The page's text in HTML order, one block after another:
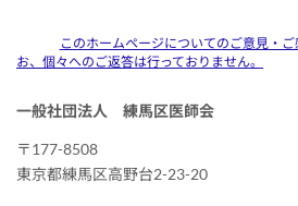
このホームページについてのご意見・
お、個々へのご返答は行っておりません。
一般社団法人 練馬区医師会
〒177-8508
東京都練馬区高野台2-23-20